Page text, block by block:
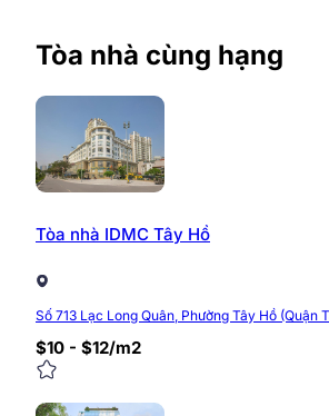
Phí gửi ô tô:
Phí gửi xe máy:
trên địa bàn quận Hai Bà Trưng.
Fanpage:
Địa chỉ:Tòa nhà CIC Tower,
Tòa nhà cùng hạng
Tòa nhà IDMC Tây Hồ
Số 713 Lạc Long Quân, Phường Tây Hồ (Quận
$10 - $12/m2